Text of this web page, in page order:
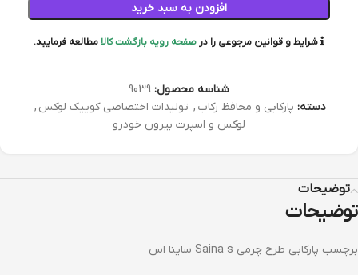
افزودن به سبد خرید
شرایط و قوانین مرجوعی را درصفحه رویه بازگشت کالامطالعه فرمایید.
شناسه محصول: 9039
دسته: پارکابی و محافظ رکاب , تولیدات اختصاصی کوییک لوکس ,
لوکس و اسپرت بیرون خودرو
توضیحات
توضیحات
برچسب پارکابی طرح چرمی Saina s ساینا اس